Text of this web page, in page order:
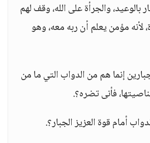
بالوعيد، والجرأة على الله، وقف لهم
لأنه مؤمن يعلم أن ربه معه، وهو
إنما هم من الدواب التي ما من
فأنى تضره؟.
أمام قوة العزيز الجبار؟.